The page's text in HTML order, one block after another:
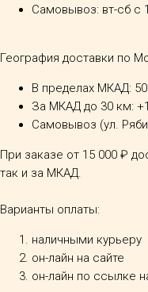
Самовывоз: вт-сб с
География доставки по
В пределах МКАД:
За МКАД до 30 км:
Самовывоз (ул.
При заказе от 15 000 ₽
так и за МКАД.
Варианты оплаты:
наличными курьеру
он-лайн на сайте
он-лайн по ссылке